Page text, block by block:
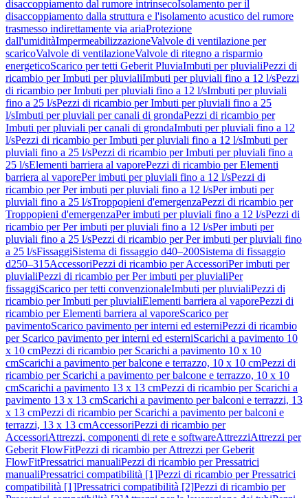
disaccoppiamento dal rumore intrinsecoIsolamento per il
disaccoppiamento dalla struttura e l'isolamento acustico del rumore
trasmesso indirettamente via ariaProtezione
dall'umiditàImpermeabilizzazioneValvole di ventilazione per
scaricoValvole di ventilazioneValvole di ritegno a risparmio
energeticoScarico per tetti Geberit PluviaImbuti per pluvialiPezzi di
ricambio per Imbuti per pluvialiImbuti per pluviali fino a 12 l/sPezzi
di ricambio per Imbuti per pluviali fino a 12 l/sImbuti per pluviali
fino a 25 l/sPezzi di ricambio per Imbuti per pluviali fino a 25
l/sImbuti per pluviali per canali di grondaPezzi di ricambio per
Imbuti per pluviali per canali di grondaImbuti per pluviali fino a 12
l/sPezzi di ricambio per Imbuti per pluviali fino a 12 l/sImbuti per
pluviali fino a 25 l/sPezzi di ricambio per Imbuti per pluviali fino a
25 l/sElementi barriera al vaporePezzi di ricambio per Elementi
barriera al vaporePer imbuti per pluviali fino a 12 l/sPezzi di
ricambio per Per imbuti per pluviali fino a 12 l/sPer imbuti per
pluviali fino a 25 l/sTroppopieni d'emergenzaPezzi di ricambio per
Troppopieni d'emergenzaPer imbuti per pluviali fino a 12 l/sPezzi di
ricambio per Per imbuti per pluviali fino a 12 l/sPer imbuti per
pluviali fino a 25 l/sPezzi di ricambio per Per imbuti per pluviali fino
a 25 l/sFissaggiSistema di fissaggio d40–200Sistema di fissaggio
d250–315AccessoriPezzi di ricambio per AccessoriPer imbuti per
pluvialiPezzi di ricambio per Per imbuti per pluvialiPer
fissaggiScarico per tetti convenzionaleImbuti per pluvialiPezzi di
ricambio per Imbuti per pluvialiElementi barriera al vaporePezzi di
ricambio per Elementi barriera al vaporeScarico per
pavimentoScarico pavimento per interni ed esterniPezzi di ricambio
per Scarico pavimento per interni ed esterniScarichi a pavimento 10
x 10 cmPezzi di ricambio per Scarichi a pavimento 10 x 10
cmScarichi a pavimento per balcone e terrazzo, 10 x 10 cmPezzi di
ricambio per Scarichi a pavimento per balcone e terrazzo, 10 x 10
cmScarichi a pavimento 13 x 13 cmPezzi di ricambio per Scarichi a
pavimento 13 x 13 cmScarichi a pavimento per balconi e terrazzi, 13
x 13 cmPezzi di ricambio per Scarichi a pavimento per balconi e
terrazzi, 13 x 13 cmAccessoriPezzi di ricambio per
AccessoriAttrezzi, componenti di rete e softwareAttrezziAttrezzi per
Geberit FlowFitPezzi di ricambio per Attrezzi per Geberit
FlowFitPressatrici manualiPezzi di ricambio per Pressatrici
manualiPressatrici compatibilità [1]Pezzi di ricambio per Pressatrici
compatibilità [1]Pressatrici compatibilità [2]Pezzi di ricambio per